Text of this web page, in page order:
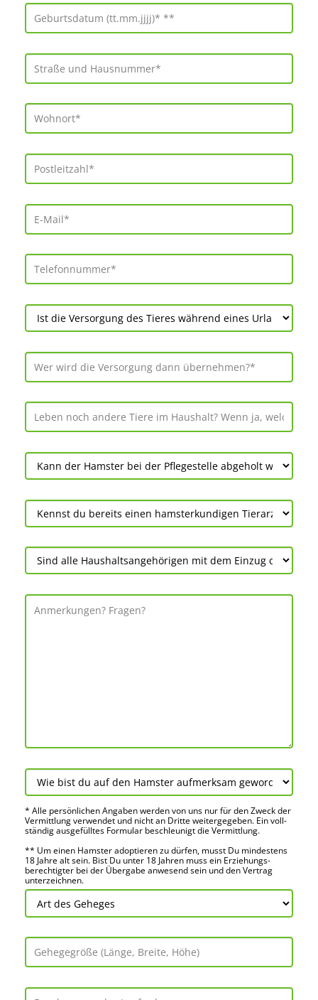
* Alle persön­lichen Angaben werden von uns nur für den Zweck der
Vermitt­lung verwendet und nicht an Dritte weiter­gegeben. Ein voll­
ständig ausge­fülltes Formular beschleu­nigt die Vermitt­lung.
** Um einen Hamster adoptieren zu dürfen, musst Du mindes­tens
18 Jahre alt sein. Bist Du unter 18 Jahren muss ein Erziehungs­
berechtigter bei der Über­gabe anwes­end sein und den Vertrag
unter­zeichnen.